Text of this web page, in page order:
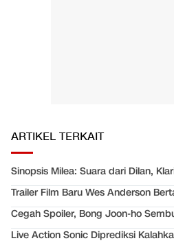
ARTIKEL TERKAIT
Sinopsis Milea: Suara dari Dilan,
Trailer Film Baru Wes Anderson
Cegah Spoiler, Bong Joon-ho
Live Action Sonic Diprediksi